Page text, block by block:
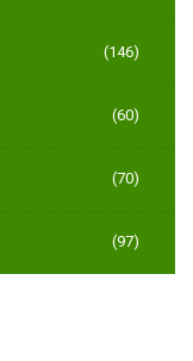
(146)
(60)
(70)
(97)